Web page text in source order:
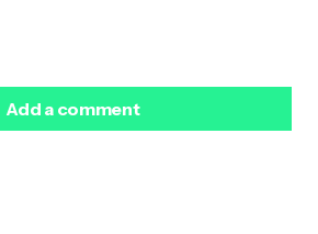
Add a comment